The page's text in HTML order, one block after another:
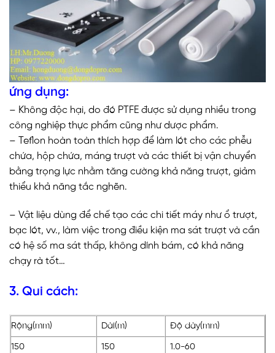
ứng dụng:
– Không độc hại, do đó PTFE được sử dụng nhiều trong
công nghiệp thực phẩm cũng như dược phẩm.
– Teflon hoàn toàn thích hợp để làm lót cho các phễu
chứa, hộp chứa, máng trượt và các thiết bị vận chuyển
bằng trọng lực nhằm tăng cường khả năng trượt, giảm
thiểu khả năng tắc nghẽn.
– Vật liệu dùng để chế tạo các chi tiết máy như ổ trượt,
bạc lót, vv., làm việc trong điều kiện ma sát trượt và cần
có hệ số ma sát thấp, không dính bám, có khả năng
chạy rà tốt…
3. Qui cách:
Rộng(mm) Dài(m) Độ dày(mm)
150 150 1.0-60